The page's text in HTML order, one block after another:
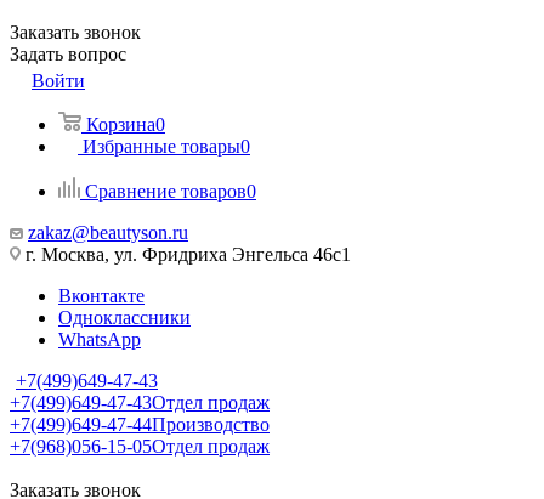
Заказать звонок
Задать вопрос
Войти
Корзина0
Избранные товары0
Сравнение товаров0
zakaz@beautyson.ru
г. Москва, ул. Фридриха Энгельса 46с1
Вконтакте
Одноклассники
WhatsApp
+7(499)649-47-43
+7(499)649-47-43Отдел продаж
+7(499)649-47-44Производство
+7(968)056-15-05Отдел продаж
Заказать звонок